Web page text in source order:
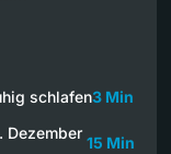
schlafen3 Min
Dezember
15 Min